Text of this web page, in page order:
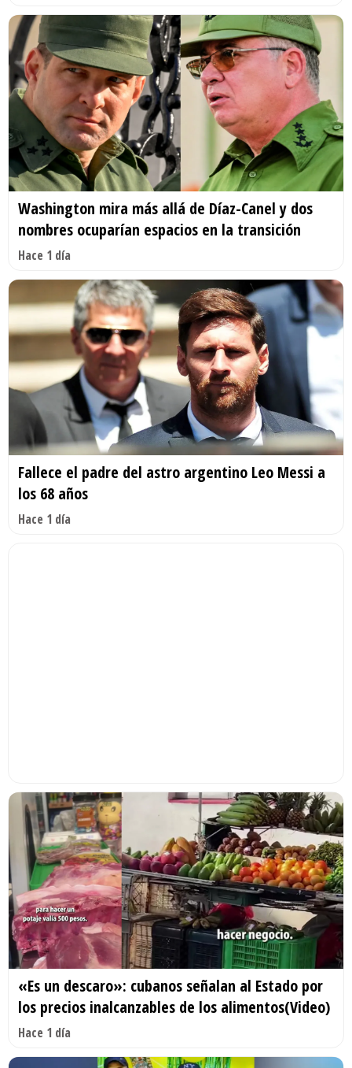
Washington mira más allá de Díaz-Canel y dos
nombres ocuparían espacios en la transición
Hace 1 día
Fallece el padre del astro argentino Leo Messi a
los 68 años
Hace 1 día
«Es un descaro»: cubanos señalan al Estado por
los precios inalcanzables de los alimentos(Video)
Hace 1 día